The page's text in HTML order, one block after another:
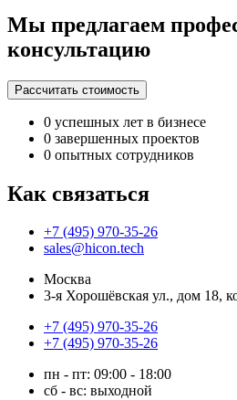
Мы предлагаем
консультацию
Рассчитать стоимость
0 успешных лет в бизнесе
0 завершенных проектов
0 опытных сотрудников
Как связаться
+7 (495) 970-35-26
sales@hicon.tech
Москва
3-я Хорошёвская ул., дом 18,
+7 (495) 970-35-26
+7 (495) 970-35-26
пн - пт: 09:00 - 18:00
сб - вс: выходной